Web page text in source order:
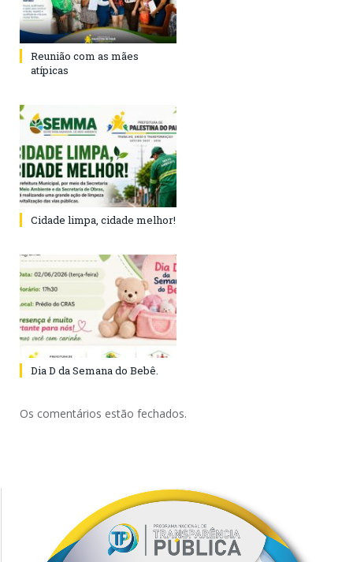
Reunião com as mães
atípicas
Cidade limpa, cidade melhor!
Dia D da Semana do Bebê.
Os comentários estão fechados.